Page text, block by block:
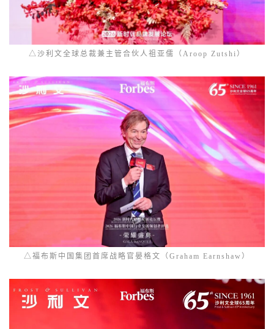
△沙利文全球总裁兼主管合伙人祖亚儒（Aroop Zutshi）
△福布斯中国集团首席战略官晏格文（Graham Earnshaw）